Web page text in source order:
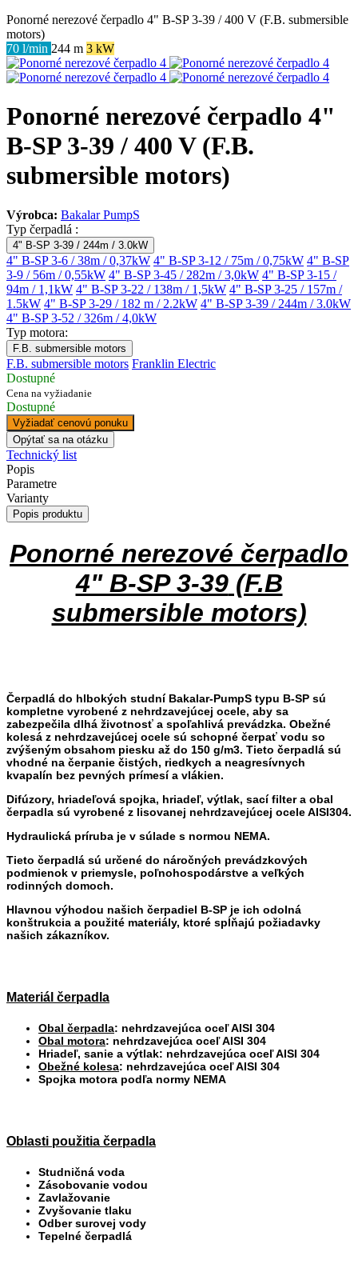
Ponorné nerezové čerpadlo 4" B-SP 3-39 / 400 V (F.B. submersible
motors)
70 l/min 244 m 3 kW
Ponorné nerezové čerpadlo 4"
B-SP 3-39 / 400 V (F.B.
submersible motors)
Výrobca: Bakalar PumpS
Typ čerpadlá :
4" B-SP 3-39 / 244m / 3.0kW
4" B-SP 3-6 / 38m / 0,37kW 4" B-SP 3-12 / 75m / 0,75kW 4" B-SP
3-9 / 56m / 0,55kW 4" B-SP 3-45 / 282m / 3,0kW 4" B-SP 3-15 /
94m / 1,1kW 4" B-SP 3-22 / 138m / 1,5kW 4" B-SP 3-25 / 157m /
1.5kW 4" B-SP 3-29 / 182 m / 2.2kW 4" B-SP 3-39 / 244m / 3.0kW
4" B-SP 3-52 / 326m / 4,0kW
Typ motora:
F.B. submersible motors
F.B. submersible motors Franklin Electric
Dostupné
Cena na vyžiadanie
Dostupné
Vyžiadať cenovú ponuku
Opýtať sa na otázku
Technický list
Popis
Parametre
Varianty
Popis produktu
Ponorné nerezové čerpadlo
4" B-SP 3-39(F.B
submersible motors)
Čerpadlá do hlbokých studní Bakalar-PumpS typu B-SP sú
kompletne vyrobené z nehrdzavejúcej ocele, aby sa
zabezpečila dlhá životnosť a spoľahlivá prevádzka. Obežné
kolesá z nehrdzavejúcej ocele sú schopné čerpať vodu so
zvýšeným obsahom piesku až do 150 g/m3. Tieto čerpadlá sú
vhodné na čerpanie čistých, riedkych a neagresívnych
kvapalín bez pevných prímesí a vlákien.
Difúzory, hriadeľová spojka, hriadeľ, výtlak, sací filter a obal
čerpadla sú vyrobené z lisovanej nehrdzavejúcej ocele AISI304.
Hydraulická príruba je v súlade s normou NEMA.
Tieto čerpadlá sú určené do náročných prevádzkových
podmienok v priemysle, poľnohospodárstve a veľkých
rodinných domoch.
Hlavnou výhodou našich čerpadiel B-SP je ich odolná
konštrukcia a použité materiály, ktoré spĺňajú požiadavky
našich zákazníkov.
Materiál čerpadla
Obal čerpadla: nehrdzavejúca oceľ AISI 304
Obal motora: nehrdzavejúca oceľ AISI 304
Hriadeľ, sanie a výtlak: nehrdzavejúca oceľ AISI 304
Obežné kolesa: nehrdzavejúca oceľ AISI 304
Spojka motora podľa normy NEMA
Oblasti použitia čerpadla
Studničná voda
Zásobovanie vodou
Zavlažovanie
Zvyšovanie tlaku
Odber surovej vody
Tepelné čerpadlá